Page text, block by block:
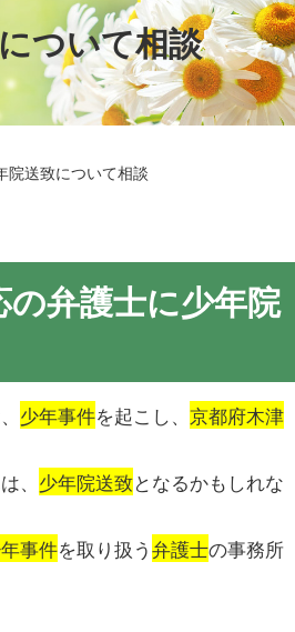
ついて相談
院送致について相談
の弁護士に少年院
少年事件を起こし、 京都府木津
、 少年院送致となるかもしれな
事件を取り扱う弁護士の事務所